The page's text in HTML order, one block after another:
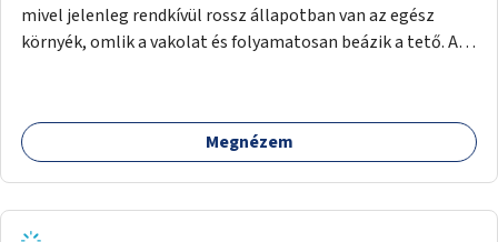
mivel jelenleg rendkívül rossz állapotban van az egész
környék, omlik a vakolat és folyamatosan beázik a tető. A
WC-t, valamint térfigyelő kamerákat helyeznék el a
biztonságos környezet megteremtéséért.
Megnézem